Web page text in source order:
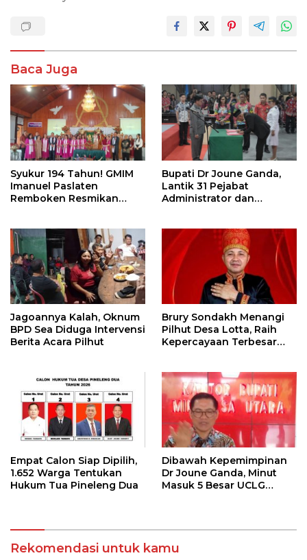
Baca Juga
Syukur 194 Tahun! GMIM
Imanuel Paslaten
Remboken Resmikan
Bupati Dr Joune Ganda,
Lantik 31 Pejabat
Administrator dan
Jagoannya Kalah, Oknum
BPD Sea Diduga Intervensi
Berita Acara Pilhut
Brury Sondakh Menangi
Pilhut Desa Lotta, Raih
Kepercayaan Terbesar
Empat Calon Siap Dipilih,
1.652 Warga Tentukan
Hukum Tua Pineleng Dua
Dibawah Kepemimpinan
Dr Joune Ganda, Minut
Masuk 5 Besar UCLG
Rekomendasi untuk kamu